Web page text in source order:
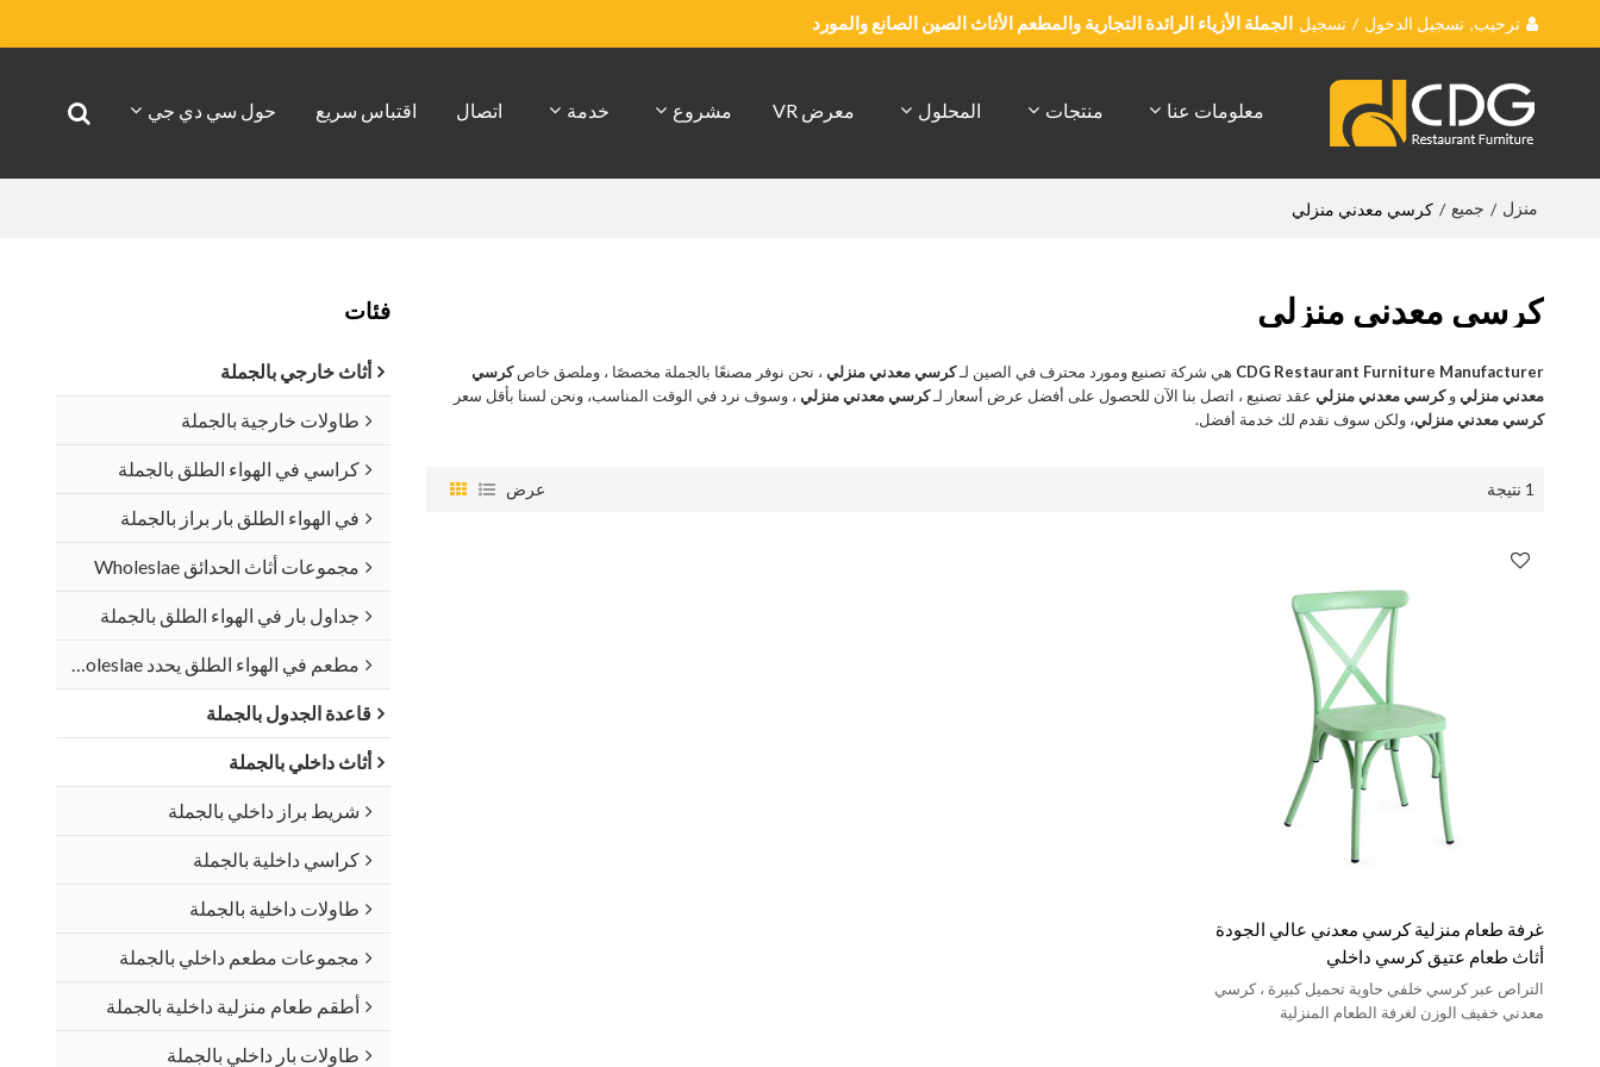
ترحيب, تسجيل الدخول / تسجيل الجملة الأزياء الرائدة التجارية والمطعم الأثاث الصين الصانع والمورد
معلومات عنا منتجات المحلول معرض VR مشروع خدمة اتصال اقتباس سريع حول سي دي جي
منزل / جميع / كرسي معدني منزلي
فئات
أثاث خارجي بالجملة
طاولات خارجية بالجملة
كراسي في الهواء الطلق بالجملة
في الهواء الطلق بار براز بالجملة
مجموعات أثاث الحدائق Wholeslae
جداول بار في الهواء الطلق بالجملة
مطعم في الهواء الطلق يحدد Wholeslae
قاعدة الجدول بالجملة
أثاث داخلي بالجملة
شريط براز داخلي بالجملة
كراسي داخلية بالجملة
طاولات داخلية بالجملة
مجموعات مطعم داخلي بالجملة
أطقم طعام منزلية داخلية بالجملة
طاولات بار داخلي بالجملة
كرسي معدني منزلي
CDG Restaurant Furniture Manufacturer هي شركة تصنيع ومورد محترف في الصين لـكرسي معدني منزلي، نحن نوفر مصنعًا بالجملة مخصصًا ، وملصق خاصكرسي
معدني منزليوكرسي معدني منزليعقد تصنيع ، اتصل بنا الآن للحصول على أفضل عرض أسعار لـكرسي معدني منزلي، وسوف نرد في الوقت المناسب، ونحن لسنا بأقل سعر
كرسي معدني منزلي، ولكن سوف نقدم لك خدمة أفضل.
1 نتيجة عرض
غرفة طعام منزلية كرسي معدني عالي الجودة
أثاث طعام عتيق كرسي داخلي
التراص عبر كرسي خلفي حاوية تحميل كبيرة ، كرسي
معدني خفيف الوزن لغرفة الطعام المنزلية